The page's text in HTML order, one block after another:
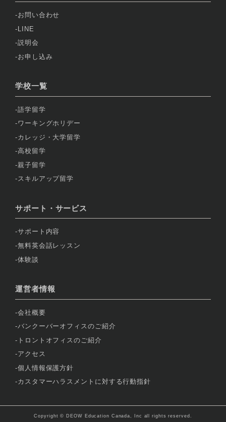
お問い合わせ
LINE
説明会
お申し込み
学校一覧
語学留学
ワーキングホリデー
カレッジ・大学留学
高校留学
親子留学
スキルアップ留学
サポート・サービス
サポート内容
無料英会話レッスン
体験談
運営者情報
会社概要
バンクーバーオフィスのご紹介
トロントオフィスのご紹介
アクセス
個人情報保護方針
カスタマーハラスメントに対する行動指針
Copyright © DEOW Education Canada, Inc all rights reserved.